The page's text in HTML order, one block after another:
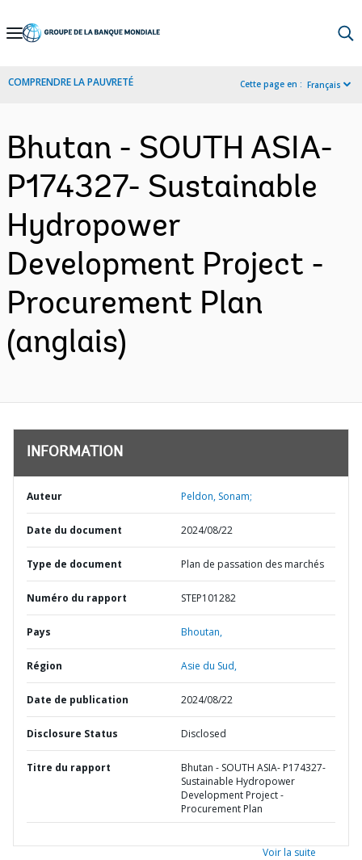
Skip
Navigation
COMPRENDRE LA PAUVRETÉ Cette page en : Français
Bhutan - SOUTH ASIA-
P174327- Sustainable
Hydropower
Development Project -
Procurement Plan
(anglais)
INFORMATION
Auteur Peldon, Sonam;
Date du document 2024/08/22
Type de document Plan de passation des marchés
Numéro du rapport STEP101282
Pays Bhoutan,
Région Asie du Sud,
Date de publication 2024/08/22
Disclosure Status Disclosed
Titre du rapport
Bhutan - SOUTH ASIA- P174327-
Sustainable Hydropower
Development Project -
Procurement Plan
Voir la suite